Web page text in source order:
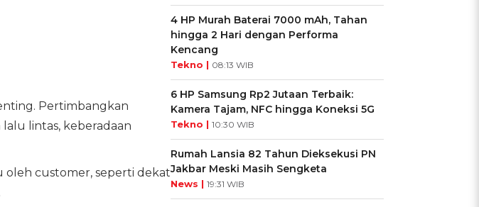
Pertimbangkan
lintas, keberadaan
oleh customer, seperti dekat
4 HP Murah Baterai 7000 mAh, Tahan
hingga 2 Hari dengan Performa
Kencang
Tekno | 08:13 WIB
6 HP Samsung Rp2 Jutaan Terbaik:
Kamera Tajam, NFC hingga Koneksi 5G
Tekno | 10:30 WIB
Rumah Lansia 82 Tahun Dieksekusi PN
Jakbar Meski Masih Sengketa
News | 19:31 WIB